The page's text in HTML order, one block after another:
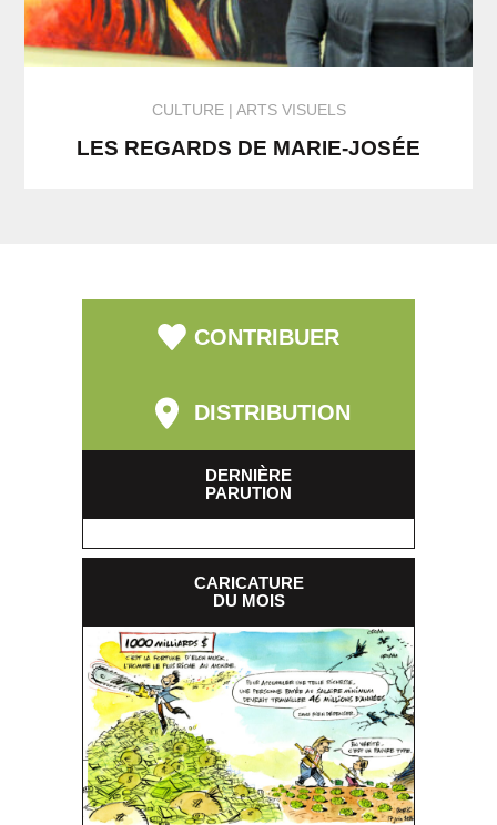
CULTURE ARTS VISUELS
LES REGARDS DE MARIE-JOSÉE
CONTRIBUER
DISTRIBUTION
DERNIÈRE
PARUTION
CARICATURE
DU MOIS